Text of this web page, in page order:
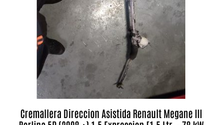
Cremallera Direccion Asistida Renault Megane III